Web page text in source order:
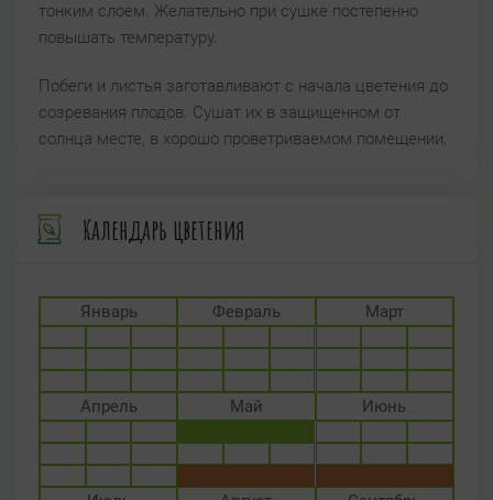
тонким слоем. Желательно при сушке постепенно
повышать температуру.
Побеги и листья заготавливают с начала цветения до
созревания плодов. Сушат их в защищенном от
солнца месте, в хорошо проветриваемом помещении.
Календарь цветения
Январь Февраль Март
Апрель Май Июнь